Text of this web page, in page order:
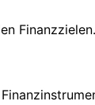
Finanzzielen.